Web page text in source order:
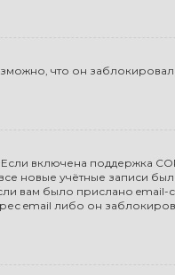
что он
включена поддержка
новые учётные записи
вам было прислано
email либо он